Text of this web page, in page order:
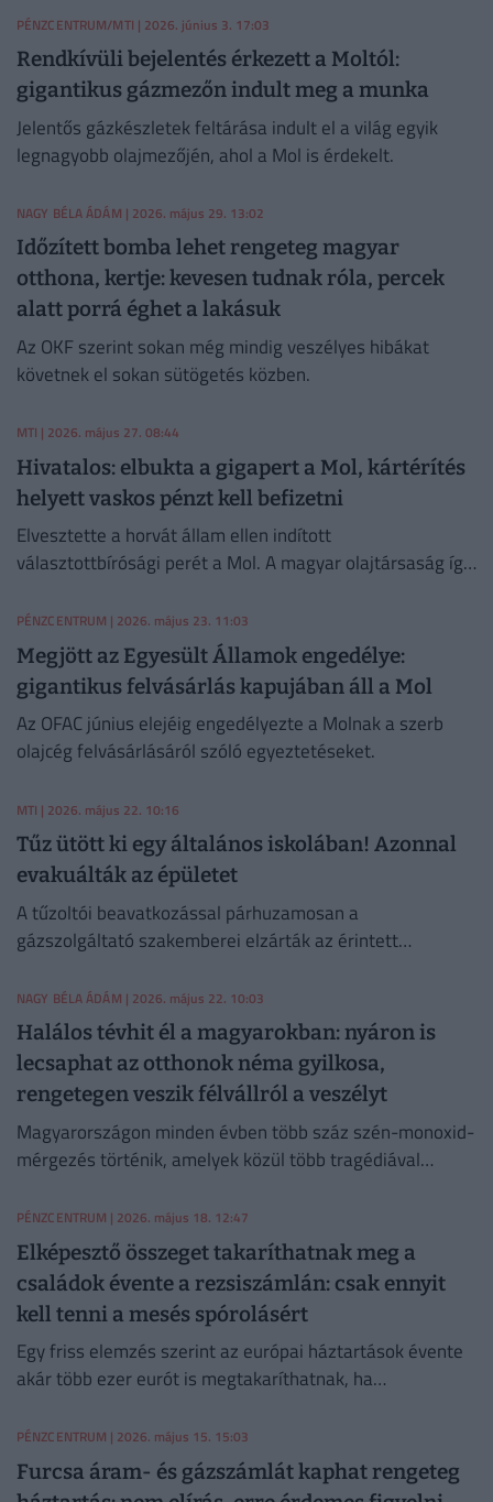
árverseny is súlyosbítja.
PÉNZCENTRUM/MTI | 2026. június 3. 17:03
Rendkívüli bejelentés érkezett a Moltól:
gigantikus gázmezőn indult meg a munka
Jelentős gázkészletek feltárása indult el a világ egyik
legnagyobb olajmezőjén, ahol a Mol is érdekelt.
NAGY BÉLA ÁDÁM | 2026. május 29. 13:02
Időzített bomba lehet rengeteg magyar
otthona, kertje: kevesen tudnak róla, percek
alatt porrá éghet a lakásuk
Az OKF szerint sokan még mindig veszélyes hibákat
követnek el sokan sütögetés közben.
MTI | 2026. május 27. 08:44
Hivatalos: elbukta a gigapert a Mol, kártérítés
helyett vaskos pénzt kell befizetni
Elvesztette a horvát állam ellen indított
választottbírósági perét a Mol. A magyar olajtársaság így
kártérítést.
PÉNZCENTRUM | 2026. május 23. 11:03
Megjött az Egyesült Államok engedélye:
gigantikus felvásárlás kapujában áll a Mol
Az OFAC június elejéig engedélyezte a Molnak a szerb
olajcég felvásárlásáról szóló egyeztetéseket.
MTI | 2026. május 22. 10:16
Tűz ütött ki egy általános iskolában! Azonnal
evakuálták az épületet
A tűzoltói beavatkozással párhuzamosan a
gázszolgáltató szakemberei elzárták az érintett
veszélyhelyzetet.
NAGY BÉLA ÁDÁM | 2026. május 22. 10:03
Halálos tévhit él a magyarokban: nyáron is
lecsaphat az otthonok néma gyilkosa,
rengetegen veszik félvállról a veszélyt
Magyarországon minden évben több száz szén-monoxid-
mérgezés történik, amelyek közül több tragédiával
PÉNZCENTRUM | 2026. május 18. 12:47
Elképesztő összeget takaríthatnak meg a
családok évente a rezsiszámlán: csak ennyit
kell tenni a mesés spórolásért
Egy friss elemzés szerint az európai háztartások évente
akár több ezer eurót is megtakaríthatnak, ha
PÉNZCENTRUM | 2026. május 15. 15:03
Furcsa áram- és gázszámlát kaphat rengeteg